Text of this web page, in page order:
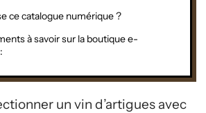
ce catalogue numérique ?
à savoir sur la boutique e-
un vin d’artigues avec